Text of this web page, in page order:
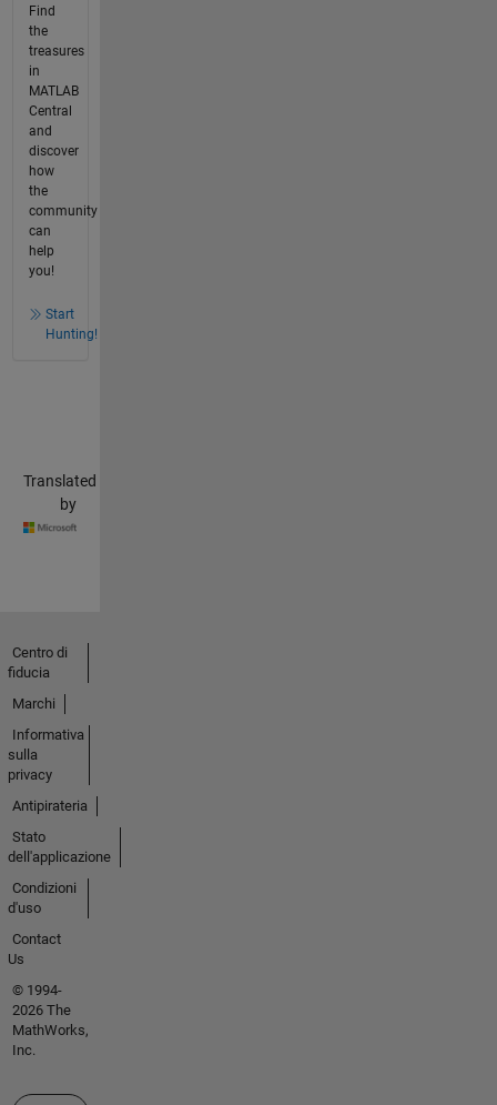
Find
the
treasures
in
MATLAB
Central
and
discover
how
the
community
can
help
you!
Start
Hunting!
Translated
by
Centro di
fiducia
Marchi
Informativa
sulla
privacy
Antipirateria
Stato
dell'applicazione
Condizioni
d'uso
Contact
Us
© 1994-
2026 The
MathWorks,
Inc.